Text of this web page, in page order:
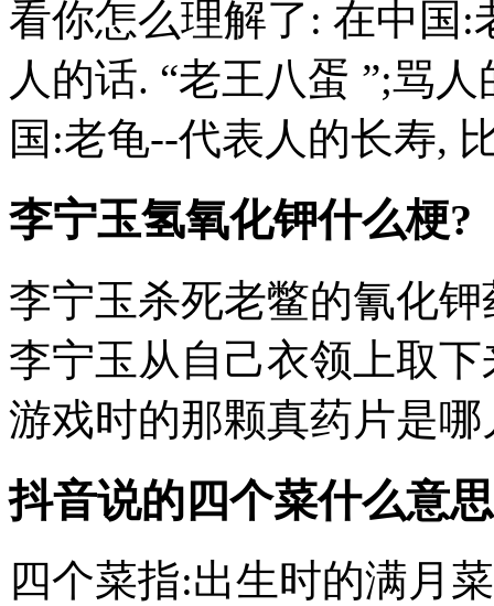
看你怎么理解了: 在中国:
人的话. “老王八蛋 ”;骂
国:老龟--代表人的长寿,
李宁玉氢氧化钾什么梗?
李宁玉杀死老鳖的氰化
李宁玉从自己衣领上取
游戏时的那颗真药片是
抖音说的四个菜什么意
四个菜指:出生时的满月